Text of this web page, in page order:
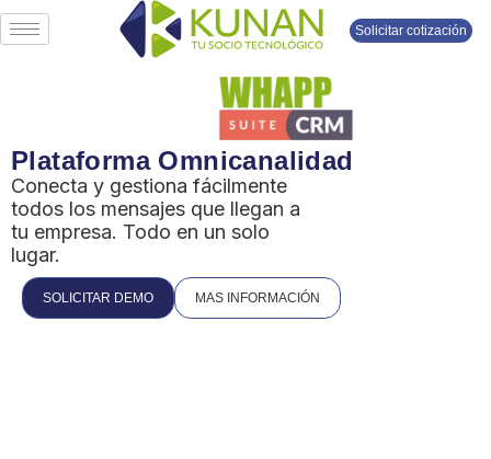
Solicitar cotización
Plataforma Omnicanalidad
Conecta y gestiona fácilmente
todos los mensajes que llegan a
tu empresa. Todo en un solo
lugar.
SOLICITAR DEMO MAS INFORMACIÓN